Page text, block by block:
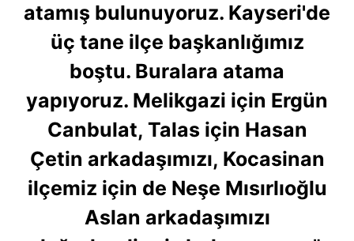
atamış bulunuyoruz. Kayseri'de
üç tane ilçe başkanlığımız
boştu. Buralara atama
yapıyoruz. Melikgazi için Ergün
Canbulat, Talas için Hasan
Çetin arkadaşımızı, Kocasinan
ilçemiz için de Neşe Mısırlıoğlu
Aslan arkadaşımızı